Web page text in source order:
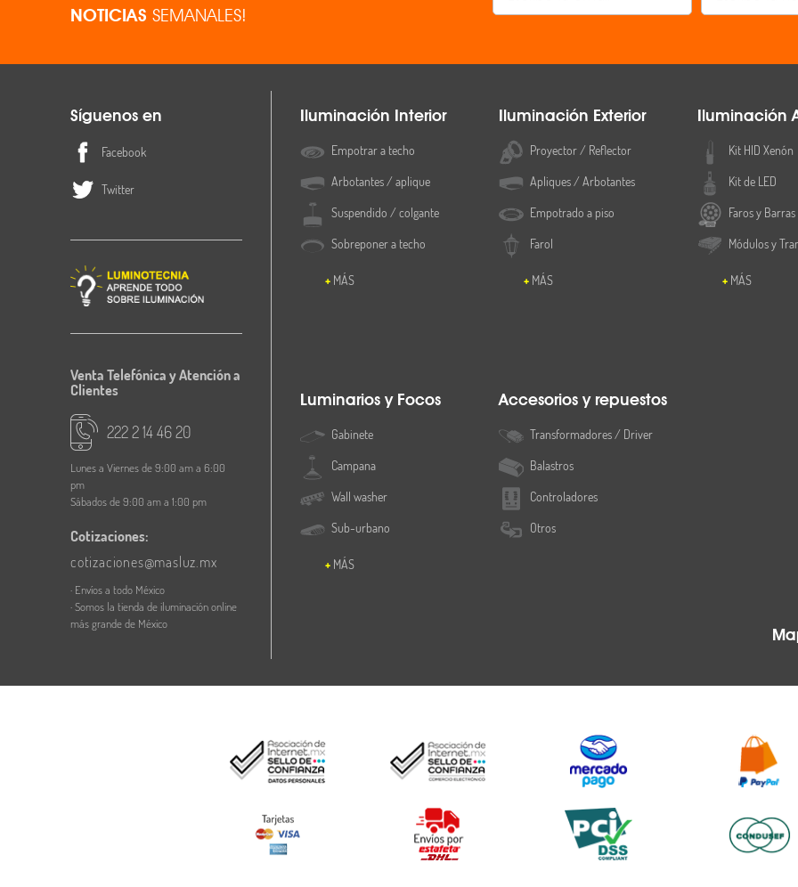
NOTICIAS SEMANALES!
Síguenos en
Facebook
Twitter
Venta Telefónica y Atención a
Clientes
222 2 14 46 20
Lunes a Viernes de 9:00 am a 6:00
pm
Sábados de 9:00 am a 1:00 pm
Cotizaciones:
cotizaciones@masluz.mx
· Envíos a todo México
· Somos la tienda de iluminación online
más grande de México
Iluminación Interior
Empotrar a techo
Arbotantes / aplique
Suspendido / colgante
Sobreponer a techo
MÁS
Iluminación Exterior
Proyector / Reflector
Apliques / Arbotantes
Empotrado a piso
Farol
MÁS
Iluminación
Kit HID Xenón
Kit de LED
Faros y Barras
Módulos y
MÁS
Luminarios y Focos
Gabinete
Campana
Wall washer
Sub-urbano
MÁS
Accesorios y repuestos
Transformadores / Driver
Balastros
Controladores
Otros